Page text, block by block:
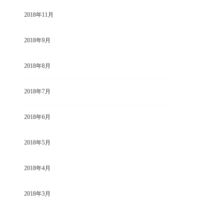
2018年11月
2018年9月
2018年8月
2018年7月
2018年6月
2018年5月
2018年4月
2018年3月